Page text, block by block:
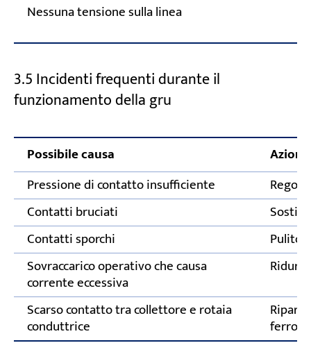
Nessuna tensione sulla linea
3.5 Incidenti frequenti durante il
funzionamento della gru
Possibile causa
Pressione di contatto insufficiente
Contatti bruciati
Contatti sporchi
Pulito
Sovraccarico operativo che causa
corrente eccessiva
Scarso contatto tra collettore e rotaia
conduttrice